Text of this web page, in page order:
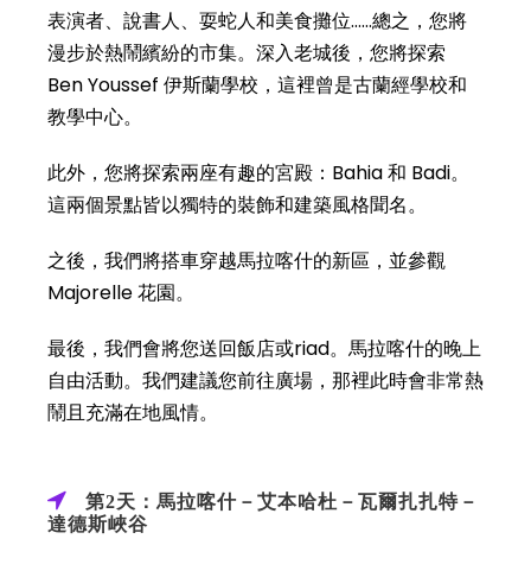
表演者、說書人、耍蛇人和美食攤位……總之，您將
漫步於熱鬧繽紛的市集。深入老城後，您將探索
Ben Youssef 伊斯蘭學校，這裡曾是古蘭經學校和
教學中心。
此外，您將探索兩座有趣的宮殿：Bahia 和 Badi。
這兩個景點皆以獨特的裝飾和建築風格聞名。
之後，我們將搭車穿越馬拉喀什的新區，並參觀
Majorelle 花園。
最後，我們會將您送回飯店或riad。馬拉喀什的晚上
自由活動。我們建議您前往廣場，那裡此時會非常熱
鬧且充滿在地風情。
第2天：馬拉喀什－艾本哈杜－瓦爾扎扎特－
達德斯峽谷